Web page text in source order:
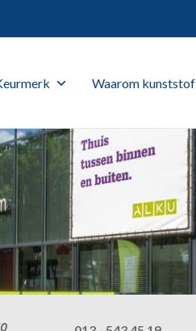
Waarom kunststof